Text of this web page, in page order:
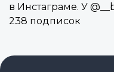
в Инстаграме. У
238 подписок